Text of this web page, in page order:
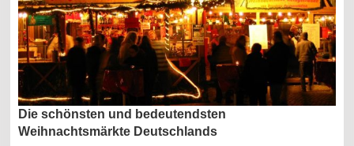
Die schönsten und bedeutendsten
Weihnachtsmärkte Deutschlands